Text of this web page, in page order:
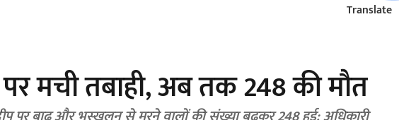
Translate
पर मची तबाही, अब तक 248 की मौत